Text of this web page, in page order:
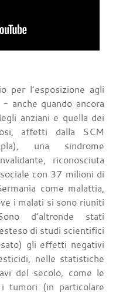
per l’esposizione agli
anche quando ancora
anziani e quella dei
affetti dalla SCM
una sindrome
riconosciuta
con 37 milioni di
come malattia,
i malati si sono riuniti
d’altronde stati
di studi scientifici
gli effetti negativi
nelle statistiche
del secolo, come le
tumori (in particolare